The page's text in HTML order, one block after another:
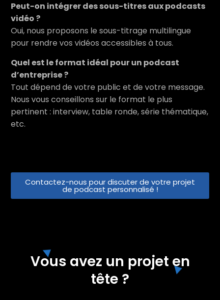
Peut-on intégrer des sous-titres aux podcasts
vidéo ?
Oui, nous proposons le sous-titrage multilingue
pour rendre vos vidéos accessibles à tous.
Quel est le format idéal pour un podcast
d’entreprise ?
Tout dépend de votre public et de votre message.
Nous vous conseillons sur le format le plus
pertinent : interview, table ronde, série thématique,
etc.
Contactez-nous pour discuter de votre projet
de podcast personnalisé !
Vous avez un projet en
tête ?